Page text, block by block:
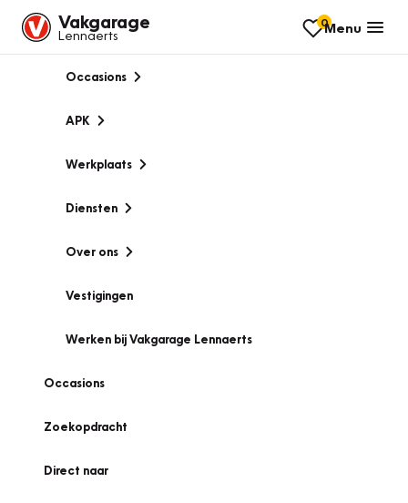
Vakgarage
Lennaerts
0Menu
Occasions
APK
Werkplaats
Diensten
Over ons
Vestigingen
Werken bij Vakgarage Lennaerts
Occasions
Zoekopdracht
Direct naar